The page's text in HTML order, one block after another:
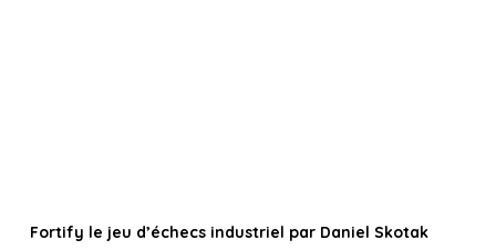
Fortify le jeu d’échecs industriel par Daniel Skotak